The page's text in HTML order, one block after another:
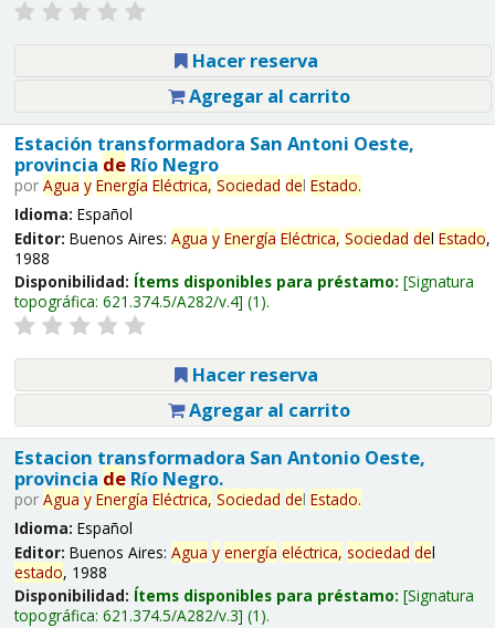
Hacer reserva
Agregar al carrito
Estación transformadora San Antoni Oeste,
provincia deRío Negro
por Agua y Energía Eléctrica, Sociedad del Estado.
Idioma: Español
Editor: Buenos Aires: Agua y Energía Eléctrica, Sociedad del Estado,
1988
Disponibilidad: Ítems disponibles para préstamo: Signatura
topográfica: 621.374.5/A282/v.4 (1).
Hacer reserva
Agregar al carrito
Estacion transformadora San Antonio Oeste,
provincia deRío Negro.
por Agua y Energía Eléctrica, Sociedad del Estado.
Idioma: Español
Editor: Buenos Aires: Agua y energía eléctrica, sociedad del
estado, 1988
Disponibilidad: Ítems disponibles para préstamo: Signatura
topográfica: 621.374.5/A282/v.3 (1).